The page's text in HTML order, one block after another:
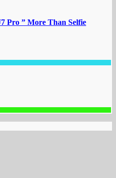
Pro ” More Than Selfie